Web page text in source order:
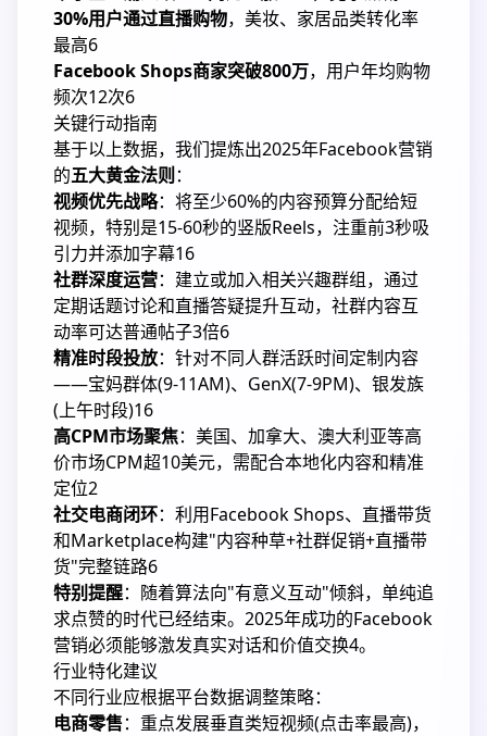
30%用户通过直播购物，美妆、家居品类转化率
最高6
Facebook Shops商家突破800万，用户年均购物
频次12次6
关键行动指南
基于以上数据，我们提炼出2025年Facebook营销
的五大黄金法则 ：
视频优先战略：将至少60%的内容预算分配给短
视频，特别是15-60秒的竖版Reels，注重前3秒吸
引力并添加字幕16
社群深度运营：建立或加入相关兴趣群组，通过
定期话题讨论和直播答疑提升互动，社群内容互
动率可达普通帖子3倍6
精准时段投放：针对不同人群活跃时间定制内容
——宝妈群体(9-11AM)、GenX(7-9PM)、银发族
(上午时段)16
高CPM市场聚焦：美国、加拿大、澳大利亚等高
价市场CPM超10美元，需配合本地化内容和精准
定位2
社交电商闭环：利用Facebook Shops、直播带货
和Marketplace构建"内容种草+社群促销+直播带
货"完整链路6
特别提醒：随着算法向"有意义互动"倾斜，单纯追
求点赞的时代已经结束。2025年成功的Facebook
营销必须能够激发真实对话和价值交换4。
行业特化建议
不同行业应根据平台数据调整策略：
电商零售：重点发展垂直类短视频(点击率最高)，